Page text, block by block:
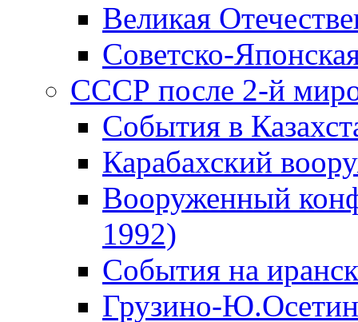
Великая
Советско-
СССР после 2-й
События в
Карабахский
Вооруженный
1992)
События на
Грузино-